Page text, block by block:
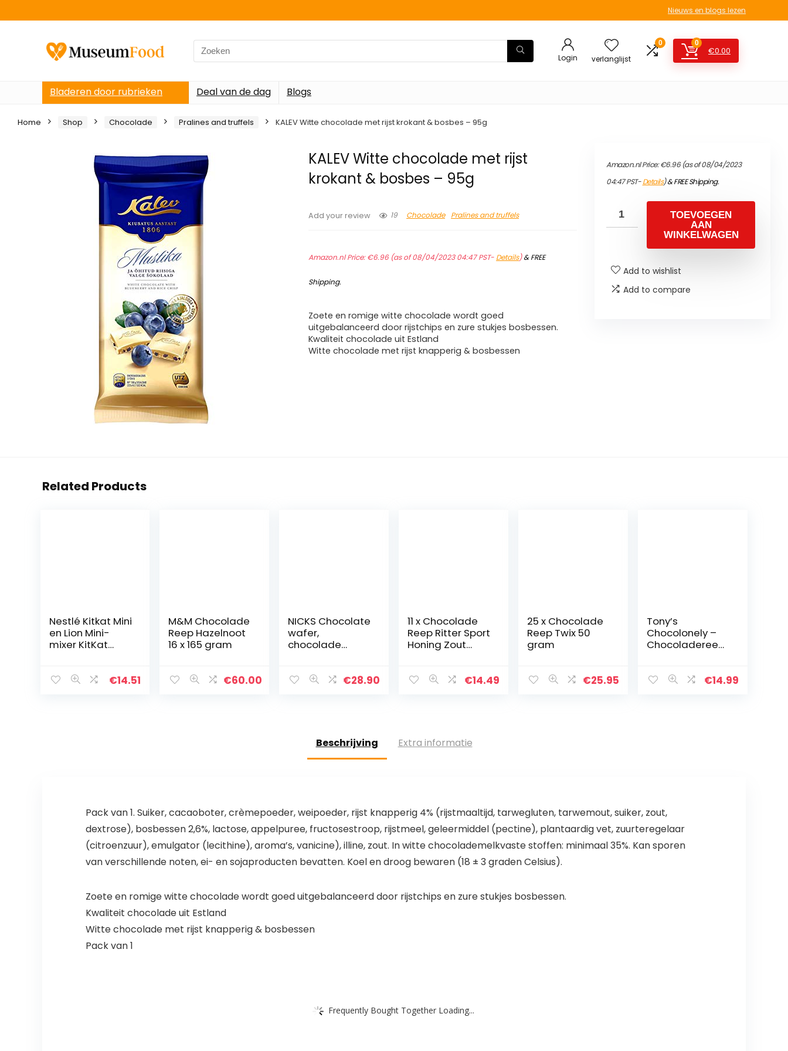
Nieuws en blogs lezen
Search
for:
Login verlanglijst
0 0
€0.00
Bladeren door rubrieken Deal van de dag Blogs
Home Shop Chocolade Pralines and truffels KALEV Witte chocolade met rijst krokant & bosbes – 95g
KALEV Witte chocolade met rijst
krokant & bosbes – 95g
Add your review 19 Chocolade Pralines and truffels
Amazon.nl Price:€6.96(as of 08/04/2023 04:47 PST- Details)&FREE
Shipping.
Zoete en romige witte chocolade wordt goed
uitgebalanceerd door rijstchips en zure stukjes bosbessen.
Kwaliteit chocolade uit Estland
Witte chocolade met rijst knapperig & bosbessen
Amazon.nl Price:€6.96(as of 08/04/2023
04:47 PST-Details)&FREE Shipping.
TOEVOEGEN
AAN
WINKELWAGEN
Add to wishlist
Add to compare
Related Products
Nestlé Kitkat Mini
en Lion Mini-
mixer KitKat
€14.51
M&M Chocolade
Reep Hazelnoot
16 x 165 gram
€60.00
NICKS Chocolate
wafer,
chocolade
toegevoegde
€28.90
11 x Chocolade
Reep Ritter Sport
Honing Zout
€14.49
25 x Chocolade
Reep Twix 50
gram
€25.95
Tony’s
Chocolonely –
Chocoladereep
gram –
€14.99
Beschrijving Extra informatie
Pack van 1. Suiker, cacaoboter, crèmepoeder, weipoeder, rijst knapperig 4% (rijstmaaltijd, tarwegluten, tarwemout, suiker, zout,
dextrose), bosbessen 2,6%, lactose, appelpuree, fructosestroop, rijstmeel, geleermiddel (pectine), plantaardig vet, zuurteregelaar
(citroenzuur), emulgator (lecithine), aroma’s, vanicine), illine, zout. In witte chocolademelkvaste stoffen: minimaal 35%. Kan sporen
van verschillende noten, ei- en sojaproducten bevatten. Koel en droog bewaren (18 ± 3 graden Celsius).
Zoete en romige witte chocolade wordt goed uitgebalanceerd door rijstchips en zure stukjes bosbessen.
Kwaliteit chocolade uit Estland
Witte chocolade met rijst knapperig & bosbessen
Pack van 1
Frequently Bought Together Loading...